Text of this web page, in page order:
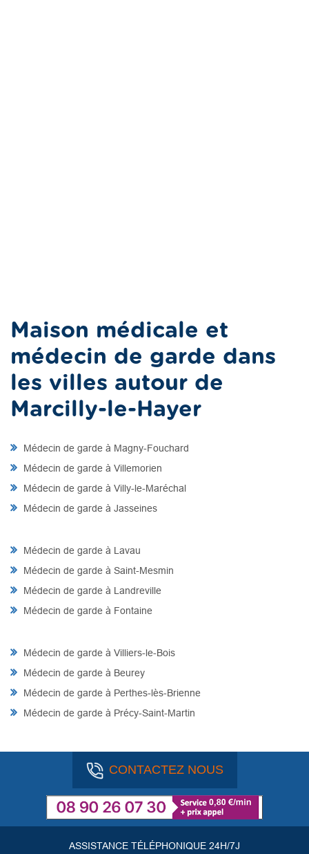
Maison médicale et
médecin de garde dans
les villes autour de
Marcilly-le-Hayer
Médecin de garde à Magny-Fouchard
Médecin de garde à Villemorien
Médecin de garde à Villy-le-Maréchal
Médecin de garde à Jasseines
Médecin de garde à Lavau
Médecin de garde à Saint-Mesmin
Médecin de garde à Landreville
Médecin de garde à Fontaine
Médecin de garde à Villiers-le-Bois
Médecin de garde à Beurey
Médecin de garde à Perthes-lès-Brienne
Médecin de garde à Précy-Saint-Martin
CONTACTEZ NOUS
ASSISTANCE TÉLÉPHONIQUE 24H/7J